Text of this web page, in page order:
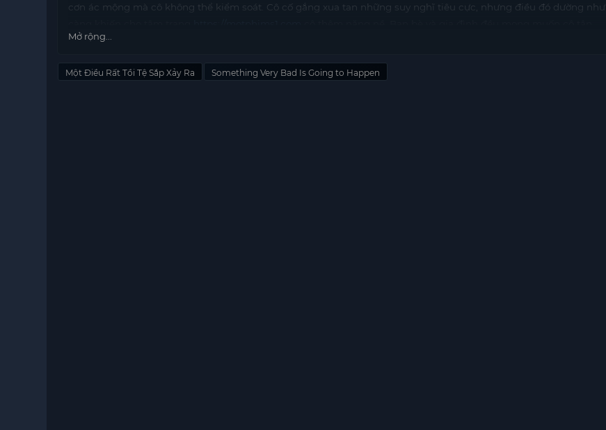
cơn ác mộng mà cô không thể kiểm soát. Cô cố gắng xua tan những suy nghĩ tiêu cực, nhưng điều đó dường như
hưởng những khoảnh khắc hạnh phúc, nhưng sự lo lắng không thôi ám ảnh cô. Mỗi khi nghĩ đến lễ cưới, cô lại
thể vượt qua những cảm xúc tiêu cực và tận hưởng ngày vui của mình, nhưng nỗi sợ hãi vẫn luôn hiện hữu, khiến
Mở rộng...
Một Điều Rất Tồi Tệ Sắp Xảy Ra Something Very Bad Is Going to Happen